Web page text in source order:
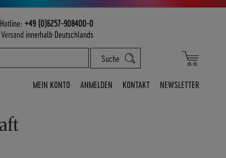
Mein
+49 (0)6257-908400-0
Versand innerhalb Deutschlands
Suche
MEIN KONTO ANMELDEN KONTAKT NEWSLETTER